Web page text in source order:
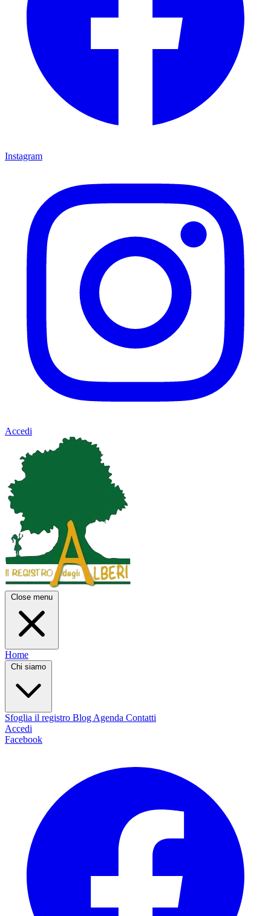
Instagram
Accedi
Close menu
Home
Chi siamo
Sfoglia il registro Blog Agenda Contatti
Accedi
Facebook